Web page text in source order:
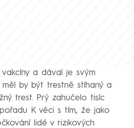
a dával je svým
měl by být trestně stíhaný a
trest. Prý zahučelo tisíc
K věci s tím, že jako
lidé v rizikových